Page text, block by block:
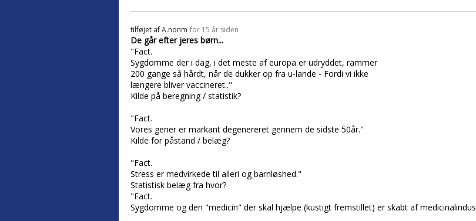
tilføjet afA.nonm for 15 år siden
De går efter jeres børn...
"Fact.
Sygdomme der i dag, i det meste af europa er udryddet, rammer
200 gange så hårdt, når de dukker op fra u-lande - Fordi vi ikke
længere bliver vaccineret.."
Kilde på beregning / statistik?
"Fact.
Vores gener er markant degenereret gennem de sidste 50år."
Kilde for påstand / belæg?
"Fact.
Stress er medvirkede til alleri og barnløshed."
Statistisk belæg fra hvor?
"Fact.
Sygdomme og den "medicin" der skal hjælpe (kustigt fremstillet) er skabt af